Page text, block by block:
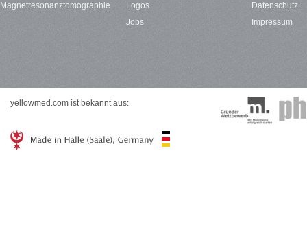
Magnetresonanztomographie
Logos
Jobs
Datenschutz
Impressum
yellowmed.com ist bekannt aus: